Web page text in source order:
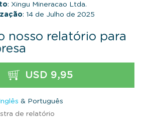
: Xingu Mineracao Ltda.
: 14 de Julho de 2025
nosso relatório para
USD 9,95
& Português
de relatório